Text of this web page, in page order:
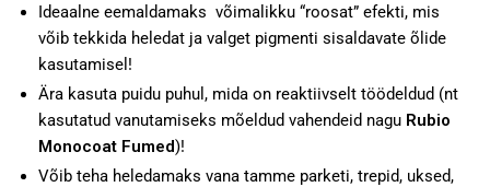
Ideaalne eemaldamaks võimalikku “roosat” efekti, mis
võib tekkida heledat ja valget pigmenti sisaldavate õlide
kasutamisel!
Ära kasuta puidu puhul, mida on reaktiivselt töödeldud (nt
kasutatud vanutamiseks mõeldud vahendeid nagu Rubio
Monocoat Fumed)!
Võib teha heledamaks vana tamme parketi, trepid, uksed,